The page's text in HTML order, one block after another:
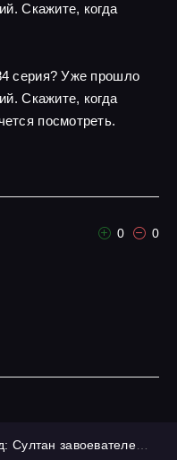
Скажите, когда
серия? Уже прошло
Скажите, когда
посмотреть.
0 0
Султан завоевателей